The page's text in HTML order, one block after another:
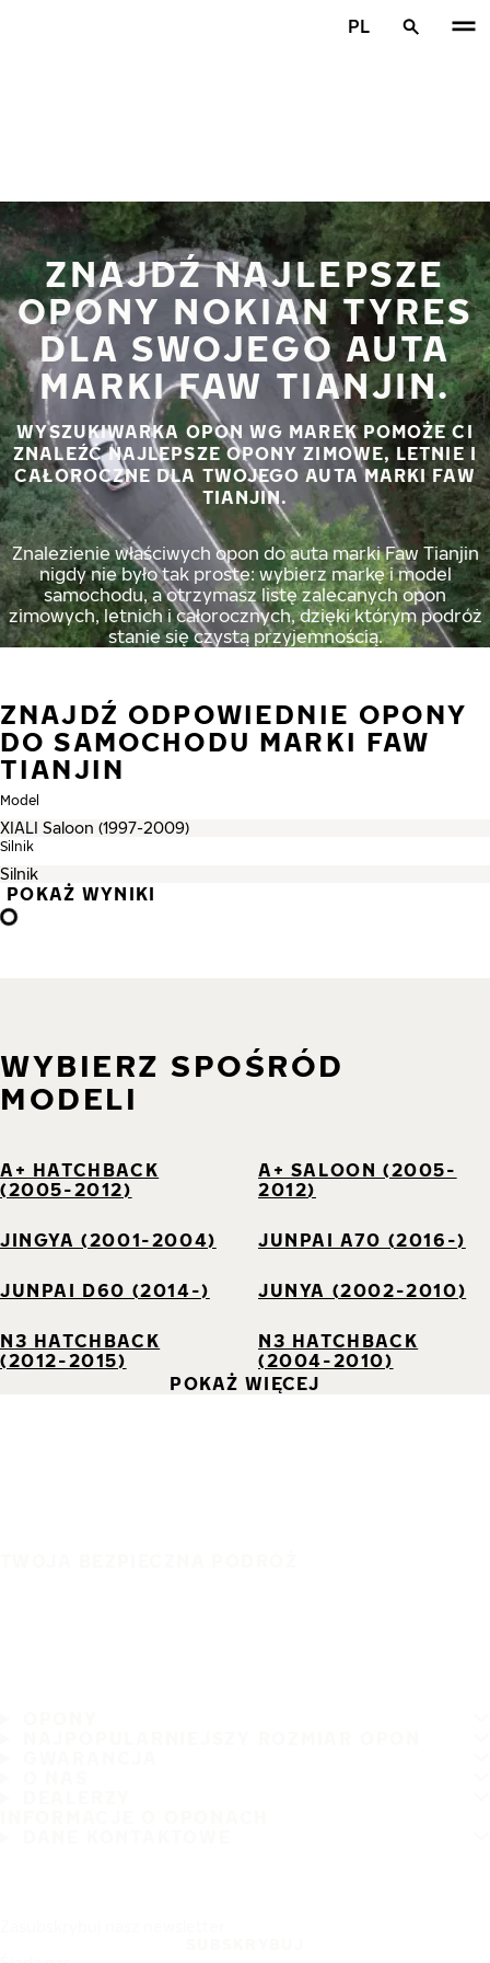
PL
ZNAJDŹ NAJLEPSZE
OPONY NOKIAN TYRES
DLA SWOJEGO AUTA
MARKI FAW TIANJIN.
WYSZUKIWARKA OPON WG MAREK POMOŻE CI
ZNALEŹĆ NAJLEPSZE OPONY ZIMOWE, LETNIE I
CAŁOROCZNE DLA TWOJEGO AUTA MARKI FAW
TIANJIN.
Znalezienie właściwych opon do auta marki Faw Tianjin
nigdy nie było tak proste: wybierz markę i model
samochodu, a otrzymasz listę zalecanych opon
zimowych, letnich i całorocznych, dzięki którym podróż
stanie się czystą przyjemnością.
ZNAJDŹ ODPOWIEDNIE OPONY
DO SAMOCHODU MARKI FAW
TIANJIN
Model
Silnik
POKAŻ WYNIKI
WYBIERZ SPOŚRÓD
MODELI
A+ HATCHBACK
(2005-2012)
A+ SALOON (2005-
2012)
JINGYA (2001-2004) JUNPAI A70 (2016-)
JUNPAI D60 (2014-) JUNYA (2002-2010)
N3 HATCHBACK
(2012-2015)
N3 HATCHBACK
(2004-2010)
POKAŻ WIĘCEJ